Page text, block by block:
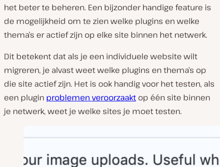
het beter te beheren. Een bijzonder handige feature is
de mogelijkheid om te zien welke plugins en welke
thema’s er actief zijn op elke site binnen het netwerk.
Dit betekent dat als je een individuele website wilt
migreren, je alvast weet welke plugins en thema’s op
die site actief zijn. Het is ook handig voor het testen, als
een plugin problemen veroorzaakt op één site binnen
je netwerk, weet je welke sites je moet testen.